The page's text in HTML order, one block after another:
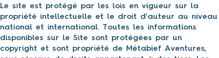
Le site est protégé par les lois en vigueur sur la
propriété intellectuelle et le droit d’auteur au niveau
national et international. Toutes les informations
disponibles sur le Site sont protégées par un
copyright et sont propriété de Métabief Aventures,